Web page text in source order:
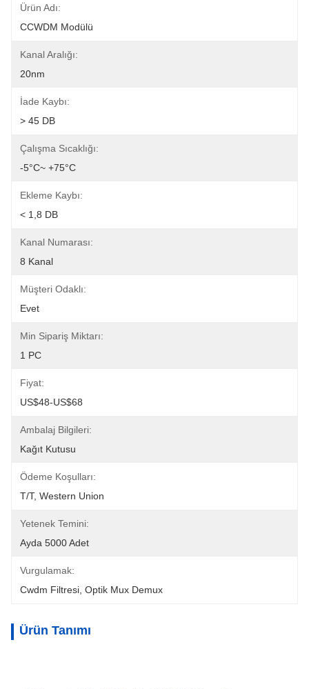
Ürün Adı:
CCWDM Modülü
Kanal Aralığı:
20nm
İade Kaybı:
> 45 DB
Çalışma Sıcaklığı:
-5°C~ +75°C
Ekleme Kaybı:
< 1,8 DB
Kanal Numarası:
8 Kanal
Müşteri Odaklı:
Evet
Min Sipariş Miktarı:
1 PC
Fiyat:
US$48-US$68
Ambalaj Bilgileri:
Kağıt Kutusu
Ödeme Koşulları:
T/T, Western Union
Yetenek Temini:
Ayda 5000 Adet
Vurgulamak:
Cwdm Filtresi, Optik Mux Demux
Ürün Tanımı